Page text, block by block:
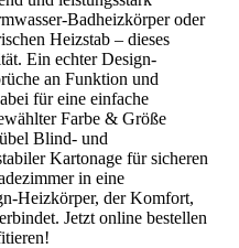
Badheizkörper oder
Heizstab – dieses
Ein echter Design-
an Funktion und
für eine einfache
Farbe & Größe
Blind- und
Kartonage für sicheren
in eine
Heizkörper, der Komfort,
Jetzt online bestellen